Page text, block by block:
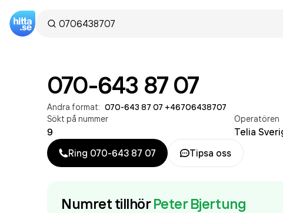
070-643 87 07
Andra format: 070-643 87 07 +46706438707
Sökt på nummer
9
Operatören
Telia
Ring 070-643 87 07 Tipsa oss
Numret tillhör Peter Bjertung